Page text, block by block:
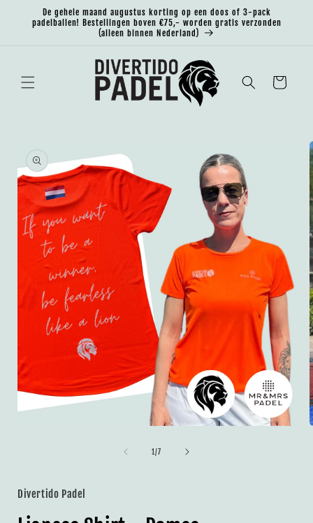
naar de
content
De gehele maand augustus korting op een doos of 3-pack
padelballen! Bestellingen boven €75,- worden gratis verzonden
(alleen binnen Nederland)
Winkelwagen
1/van
7
Divertido Padel